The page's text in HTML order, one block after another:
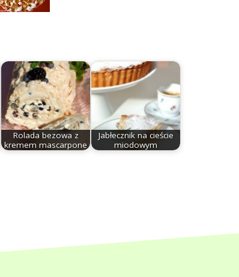
Rolada bezowa z
kremem mascarpone
Jabłecznik na cieście
miodowym